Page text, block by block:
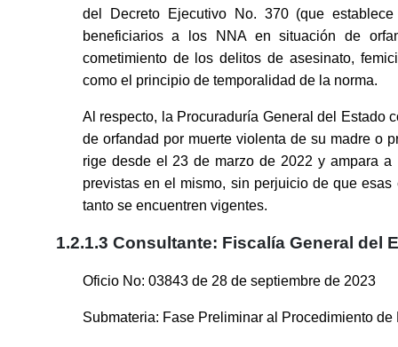
del Decreto Ejecutivo No. 370 (que
beneficiarios a los NNA en situación de
cometimiento de los delitos de asesinato,
como el principio de temporalidad de la norma.
Al respecto, la Procuraduría General del Estado
de orfandad por muerte violenta de su madre o
rige desde el 23 de marzo de 2022 y ampara
previstas en el mismo, sin perjuicio de que
tanto se encuentren vigentes.
1.2.1.3 Consultante: Fiscalía General del
Oficio No: 03843 de 28 de septiembre de 2023
Submateria: Fase Preliminar al Procedimiento